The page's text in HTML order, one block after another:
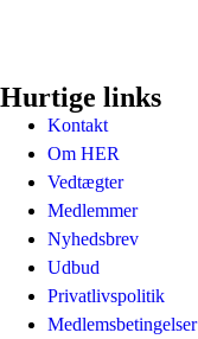
Hurtige links
Kontakt
Om HER
Vedtægter
Medlemmer
Nyhedsbrev
Udbud
Privatlivspolitik
Medlemsbetingelser